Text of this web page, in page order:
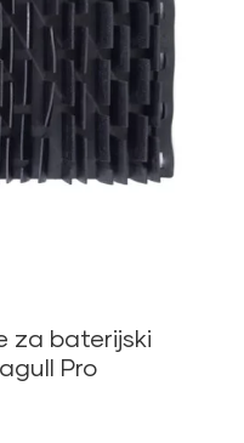
za baterijski
Pro